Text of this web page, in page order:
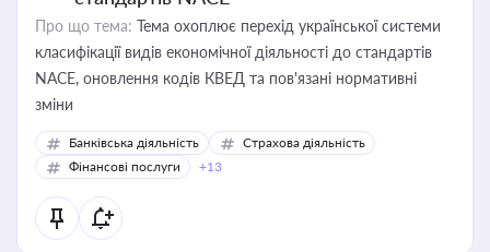
Про що тема: Тема охоплює перехід української системи
класифікації видів економічної діяльності до стандартів
NACE, оновлення кодів КВЕД та пов'язані нормативні
зміни
Банківська діяльність
Страхова діяльність
Фінансові послуги
+13